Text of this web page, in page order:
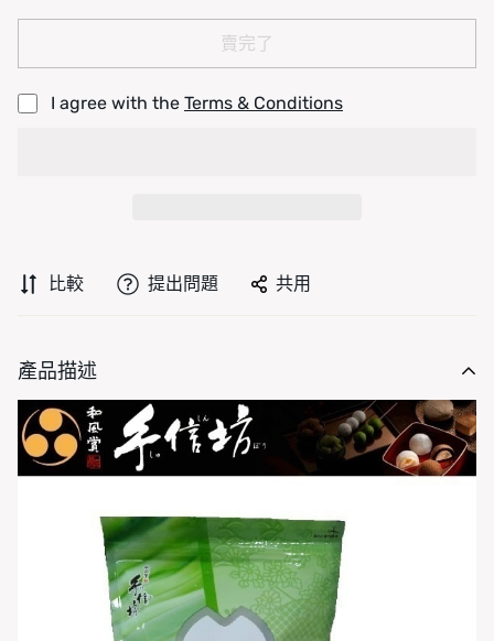
賣完了
I agree with the Terms & Conditions
比較 提出問題 共用
產品描述